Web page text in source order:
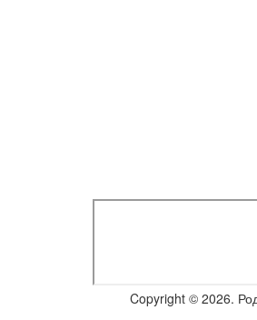
Copyright © 2026.